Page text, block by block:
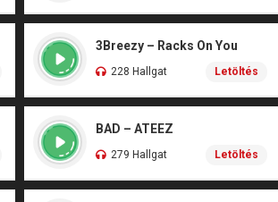
3Breezy – Racks On You
228 Hallgat Letöltés
BAD – ATEEZ
279 Hallgat Letöltés